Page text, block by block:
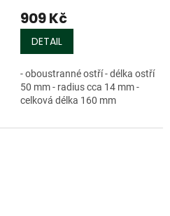
909 Kč
DETAIL
- oboustranné ostří - délka ostří
50 mm - radius cca 14 mm -
celková délka 160 mm